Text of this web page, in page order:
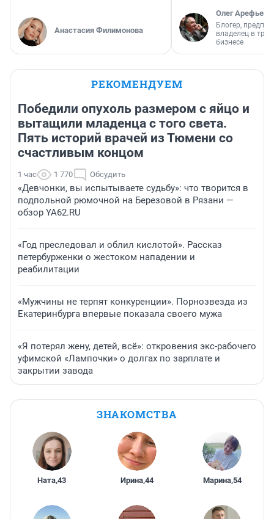
Анастасия Филимонова
Олег Арефьев
Блогер,
владелец в
бизнесе
РЕКОМЕНДУЕМ
Победили опухоль размером с яйцо и
вытащили младенца с того света.
Пять историй врачей из Тюмени со
счастливым концом
1 час 1 770 Обсудить
«Девчонки, вы испытываете судьбу»: что творится в
подпольной рюмочной на Березовой в Рязани —
обзор YA62.RU
«Год преследовал и облил кислотой». Рассказ
петербурженки о жестоком нападении и
реабилитации
«Мужчины не терпят конкуренции». Порнозвезда из
Екатеринбурга впервые показала своего мужа
«Я потерял жену, детей, всё»: откровения экс-рабочего
уфимской «Лампочки» о долгах по зарплате и
закрытии завода
ЗНАКОМСТВА
Ната,43 Ирина,44 Марина,54